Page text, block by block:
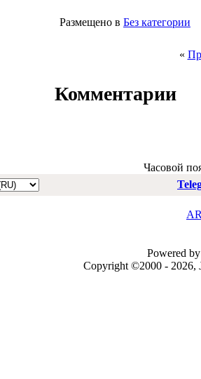
Размещено в Без категории
«
Комментарии
Часовой
Powered
Copyright ©2000 - 2026,